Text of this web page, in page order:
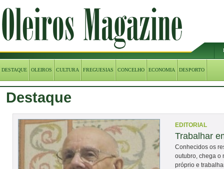
DESTAQUE OLEIROS CULTURA FREGUESIAS CONCELHO ECONOMIA DESPORTO
Destaque
EDITORIAL
Trabalhar
Conhecidos os
outubro, chega o
próprio e